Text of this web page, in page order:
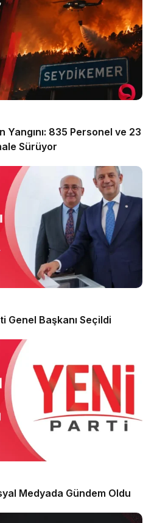
Yangını: 835 Personel ve 23
Sürüyor
Genel Başkanı Seçildi
Medyada Gündem Oldu